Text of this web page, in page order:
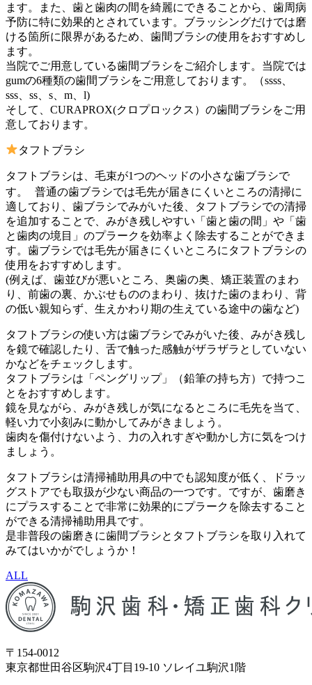
ます。また、歯と歯肉の間を綺麗にできることから、歯周病
予防に特に効果的とされています。ブラッシングだけでは磨
ける箇所に限界があるため、歯間ブラシの使用をおすすめし
ます。
当院でご用意している歯間ブラシをご紹介します。当院では
gumの6種類の歯間ブラシをご用意しております。（ssss、
sss、ss、s、m、l)
そして、CURAPROX(クロプロックス）の歯間ブラシをご用
意しております。
タフトブラシ
タフトブラシは、毛束が1つのヘッドの小さな歯ブラシで
す。 普通の歯ブラシでは毛先が届きにくいところの清掃に
適しており、歯ブラシでみがいた後、タフトブラシでの清掃
を追加することで、みがき残しやすい「歯と歯の間」や「歯
と歯肉の境目」のプラークを効率よく除去することができま
す。歯ブラシでは毛先が届きにくいところにタフトブラシの
使用をおすすめします。
(例えば、歯並びが悪いところ、奥歯の奥、矯正装置のまわ
り、前歯の裏、かぶせもののまわり、抜けた歯のまわり、背
の低い親知らず、生えかわり期の生えている途中の歯など)
タフトブラシの使い方は歯ブラシでみがいた後、みがき残し
を鏡で確認したり、舌で触った感触がザラザラとしていない
かなどをチェックします。
タフトブラシは「ペングリップ」（鉛筆の持ち方）で持つこ
とをおすすめします。
鏡を見ながら、みがき残しが気になるところに毛先を当て、
軽い力で小刻みに動かしてみがきましょう。
歯肉を傷付けないよう、力の入れすぎや動かし方に気をつけ
ましょう。
タフトブラシは清掃補助用具の中でも認知度が低く、ドラッ
グストアでも取扱が少ない商品の一つです。ですが、歯磨き
にプラスすることで非常に効果的にプラークを除去すること
ができる清掃補助用具です。
是非普段の歯磨きに歯間ブラシとタフトブラシを取り入れて
みてはいかがでしょうか！
ALL
〒154-0012
東京都世田谷区駒沢4丁目19-10 ソレイユ駒沢1階